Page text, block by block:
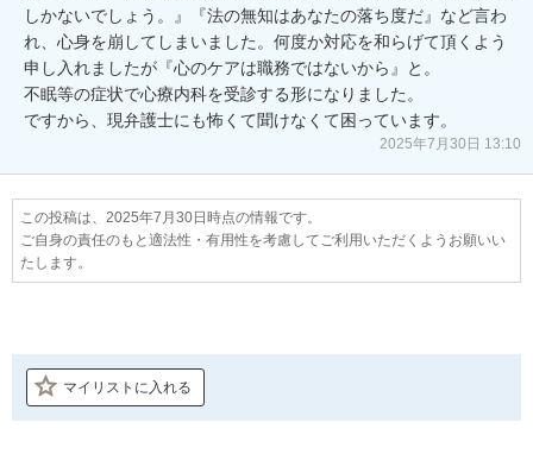
しかないでしょう。』『法の無知はあなたの落ち度だ』など言わ
れ、心身を崩してしまいました。何度か対応を和らげて頂くよう
申し入れましたが『心のケアは職務ではないから』と。
不眠等の症状で心療内科を受診する形になりました。
ですから、現弁護士にも怖くて聞けなくて困っています。
2025年7月30日 13:10
この投稿は、2025年7月30日時点の情報です。
ご自身の責任のもと適法性・有用性を考慮してご利用いただくようお願いい
たします。
マイリストに入れる